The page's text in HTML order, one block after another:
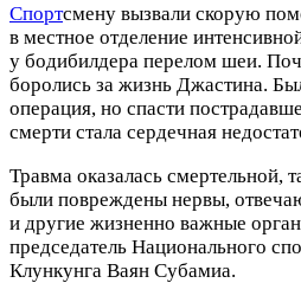
Спортсмену вызвали скорую
в местное отделение
у бодибилдера перелом шеи.
боролись за жизнь Джастина.
операция, но спасти
смерти стала сердечная
Травма оказалась смертельной,
были повреждены нервы,
и другие жизненно важные
председатель Национального
Клункунга Ваян Субамиа.